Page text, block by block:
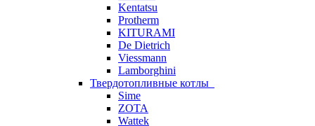
Kentatsu
Protherm
KITURAMI
De Dietrich
Viessmann
Lamborghini
Твердотопливные котлы
Sime
ZOTA
Wattek